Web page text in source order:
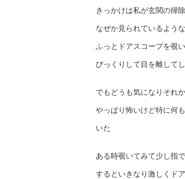
きっかけは私が玄関の掃
なぜか見られているよう
ふっとドアスコープを覗
びっくりして目を離して
でもどうも気になりそれ
やっぱり怖いけど特に何
いた
ある時覗いてみて少し指
するといきなり激しくド